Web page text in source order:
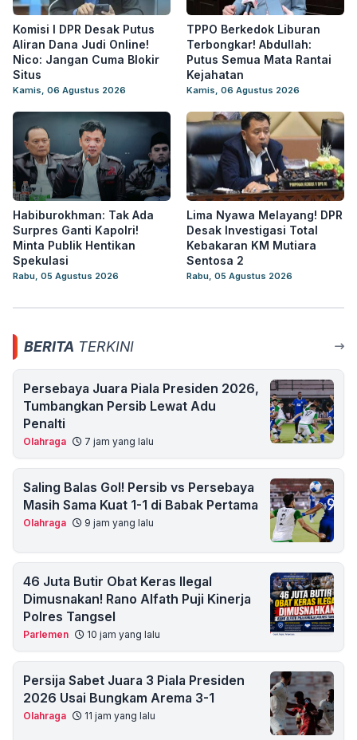
Komisi I DPR Desak Putus
Aliran Dana Judi Online!
Nico: Jangan Cuma Blokir
Situs
Kamis, 06 Agustus 2026
TPPO Berkedok Liburan
Terbongkar! Abdullah:
Putus Semua Mata Rantai
Kejahatan
Kamis, 06 Agustus 2026
Habiburokhman: Tak Ada
Surpres Ganti Kapolri!
Minta Publik Hentikan
Spekulasi
Rabu, 05 Agustus 2026
Lima Nyawa Melayang! DPR
Desak Investigasi Total
Kebakaran KM Mutiara
Sentosa 2
Rabu, 05 Agustus 2026
BERITA TERKINI
Persebaya Juara Piala Presiden 2026,
Tumbangkan Persib Lewat Adu
Penalti
Olahraga 7 jam yang lalu
Saling Balas Gol! Persib vs Persebaya
Masih Sama Kuat 1-1 di Babak Pertama
Olahraga 9 jam yang lalu
46 Juta Butir Obat Keras Ilegal
Dimusnakan! Rano Alfath Puji Kinerja
Polres Tangsel
Parlemen 10 jam yang lalu
Persija Sabet Juara 3 Piala Presiden
2026 Usai Bungkam Arema 3-1
Olahraga 11 jam yang lalu